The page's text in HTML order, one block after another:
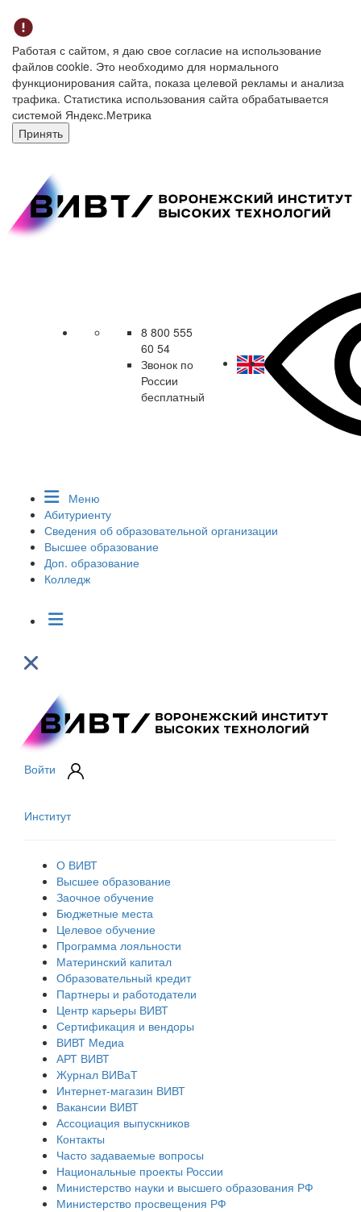
Работая с сайтом, я даю свое согласие на использование
файлов cookie. Это необходимо для нормального
функционирования сайта, показа целевой рекламы и анализа
трафика. Статистика использования сайта обрабатывается
системой Яндекс.Метрика
Принять
8 800 555
60 54
Звонок по
России
бесплатный
Меню
Абитуриенту
Сведения об образовательной организации
Высшее образование
Доп. образование
Колледж
Войти
Институт
О ВИВТ
Высшее образование
Заочное обучение
Бюджетные места
Целевое обучение
Программа лояльности
Материнский капитал
Образовательный кредит
Партнеры и работодатели
Центр карьеры ВИВТ
Сертификация и вендоры
ВИВТ Медиа
АРТ ВИВТ
Журнал ВИВаТ
Интернет-магазин ВИВТ
Вакансии ВИВТ
Ассоциация выпускников
Контакты
Часто задаваемые вопросы
Национальные проекты России
Министерство науки и высшего образования РФ
Министерство просвещения РФ